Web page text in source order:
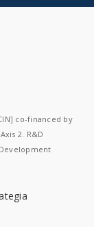
co-financed by
2. R&D